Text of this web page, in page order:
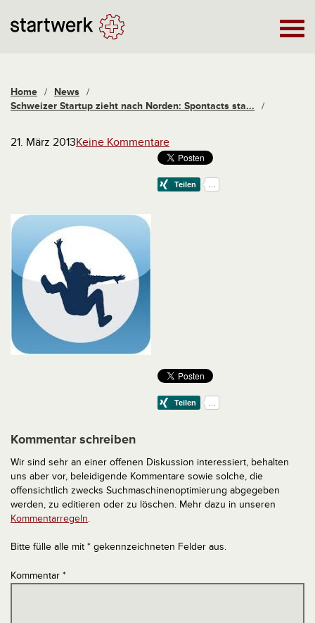
Home / News /
Schweizer Startup zieht nach Norden: Spontacts sta...
/
21. März 2013Keine Kommentare
Kommentar schreiben
Wir sind sehr an einer offenen Diskussion interessiert, behalten
uns aber vor, beleidigende Kommentare sowie solche, die
offensichtlich zwecks Suchmaschinenoptimierung abgegeben
werden, zu editieren oder zu löschen. Mehr dazu in unseren
Kommentarregeln.
Bitte fülle alle mit * gekennzeichneten Felder aus.
Kommentar *